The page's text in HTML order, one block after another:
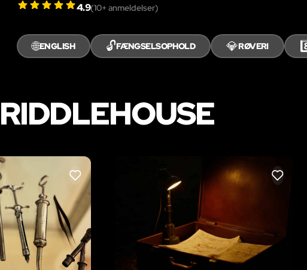
4.9(10+ anmeldelser)
🌐ENGLISH 🔓FÆNGSELSOPHOLD 💎RØVERI
LIKE LIKE